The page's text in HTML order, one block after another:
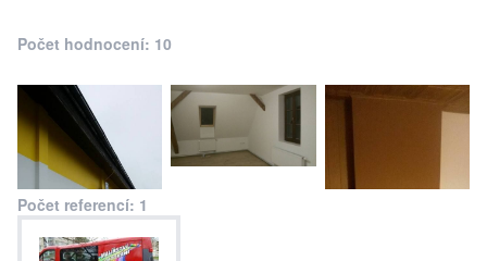
Počet hodnocení: 10
Počet referencí: 1